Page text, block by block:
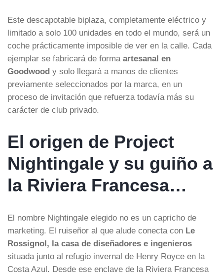
Este descapotable biplaza, completamente eléctrico y
limitado a solo 100 unidades en todo el mundo, será un
coche prácticamente imposible de ver en la calle. Cada
ejemplar se fabricará de forma artesanal en
Goodwood y solo llegará a manos de clientes
previamente seleccionados por la marca, en un
proceso de invitación que refuerza todavía más su
carácter de club privado.
El origen de Project
Nightingale y su guiño a
la Riviera Francesa…
El nombre Nightingale elegido no es un capricho de
marketing. El ruiseñor al que alude conecta con Le
Rossignol, la casa de diseñadores e ingenieros
situada junto al refugio invernal de Henry Royce en la
Costa Azul. Desde ese enclave de la Riviera Francesa